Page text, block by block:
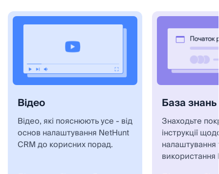
Відео
Відео, які пояснюють усе - від
основ налаштування NetHunt
CRM до корисних порад.
База знань
Знаходьте
інструкції
налаштування